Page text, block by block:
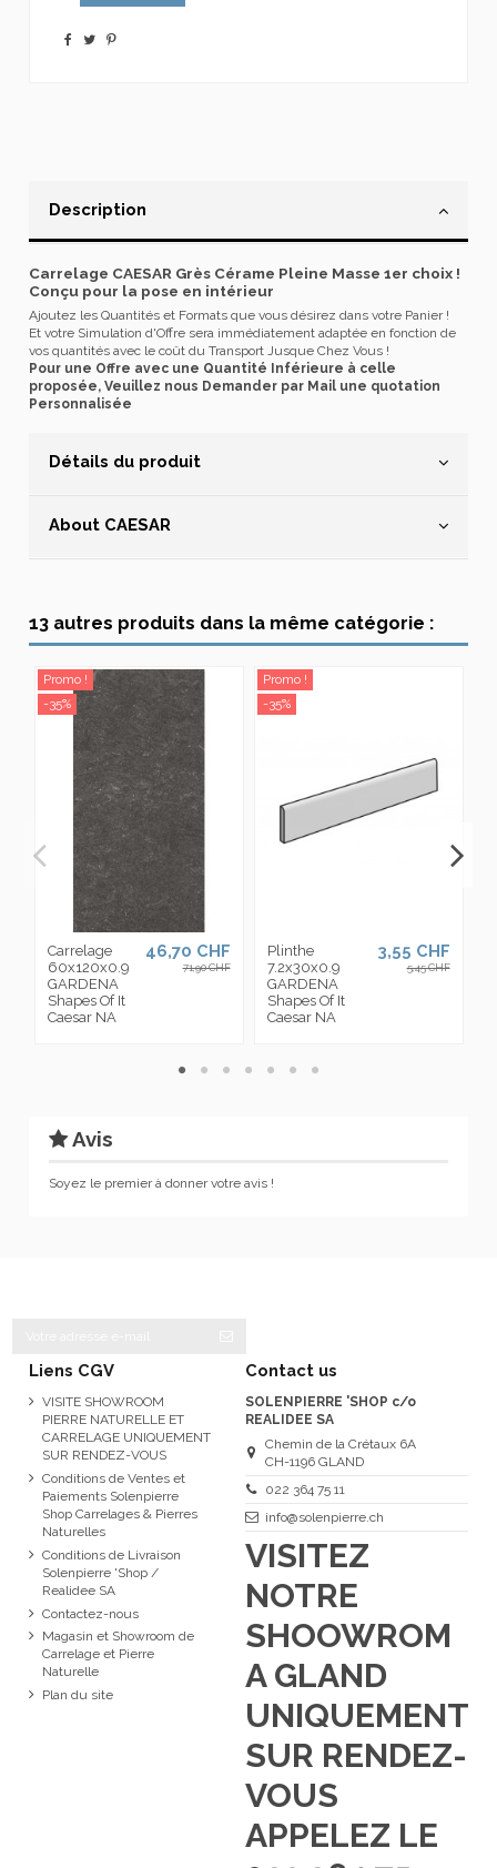
Description
Carrelage CAESAR Grès Cérame Pleine Masse 1er choix !
Conçu pour la pose en intérieur
Ajoutez les Quantités et Formats que vous désirez dans votre Panier !
Et votre Simulation d'Offre sera immédiatement adaptée en fonction de
vos quantités avec le coût du Transport Jusque Chez Vous !
Pour une Offre avec une Quantité Inférieure à celle
proposée, Veuillez nous Demander par Mail une quotation
Personnalisée
Détails du produit
About CAESAR
13 autres produits dans la même catégorie :
Promo !
-35%
Carrelage
60x120x0.9
GARDENA
Shapes Of It
Caesar NA
46,70 CHF
71,90 CHF
Promo !
-35%
Plinthe
7.2x30x0.9
GARDENA
Shapes Of It
Caesar NA
3,55 CHF
5,45 CHF
Avis
Soyez le premier à donner votre avis !
Liens CGV
VISITE SHOWROOM
PIERRE NATURELLE ET
CARRELAGE UNIQUEMENT
SUR RENDEZ-VOUS
Conditions de Ventes et
Paiements Solenpierre
Shop Carrelages & Pierres
Naturelles
Conditions de Livraison
Solenpierre 'Shop /
Realidee SA
Contactez-nous
Magasin et Showroom de
Carrelage et Pierre
Naturelle
Plan du site
Contact us
SOLENPIERRE 'SHOP c/o
REALIDEE SA
Chemin de la Crétaux 6A
CH-1196 GLAND
022 364 75 11
info@solenpierre.ch
VISITEZ
NOTRE
SHOOWROM
A GLAND
UNIQUEMENT
SUR RENDEZ-
VOUS
APPELEZ LE